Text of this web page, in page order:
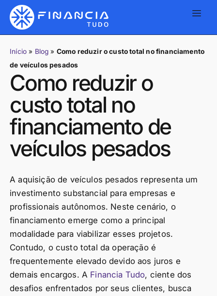
Início » Blog » Como reduzir o custo total no financiamento
de veículos pesados
Como reduzir o
custo total no
financiamento de
veículos pesados
A aquisição de veículos pesados representa um
investimento substancial para empresas e
profissionais autônomos. Neste cenário, o
financiamento emerge como a principal
modalidade para viabilizar esses projetos.
Contudo, o custo total da operação é
frequentemente elevado devido aos juros e
demais encargos. A Financia Tudo, ciente dos
desafios enfrentados por seus clientes, busca